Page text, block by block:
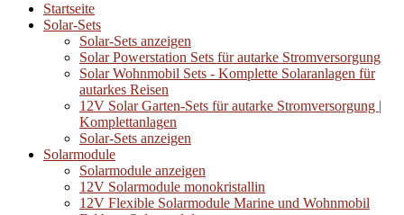
Startseite
Solar-Sets
Solar-Sets anzeigen
Solar Powerstation Sets für autarke Stromversorgung
Solar Wohnmobil Sets - Komplette Solaranlagen für
autarkes Reisen
12V Solar Garten-Sets für autarke Stromversorgung |
Komplettanlagen
Solar-Sets anzeigen
Solarmodule
Solarmodule anzeigen
12V Solarmodule monokristallin
12V Flexible Solarmodule Marine und Wohnmobil